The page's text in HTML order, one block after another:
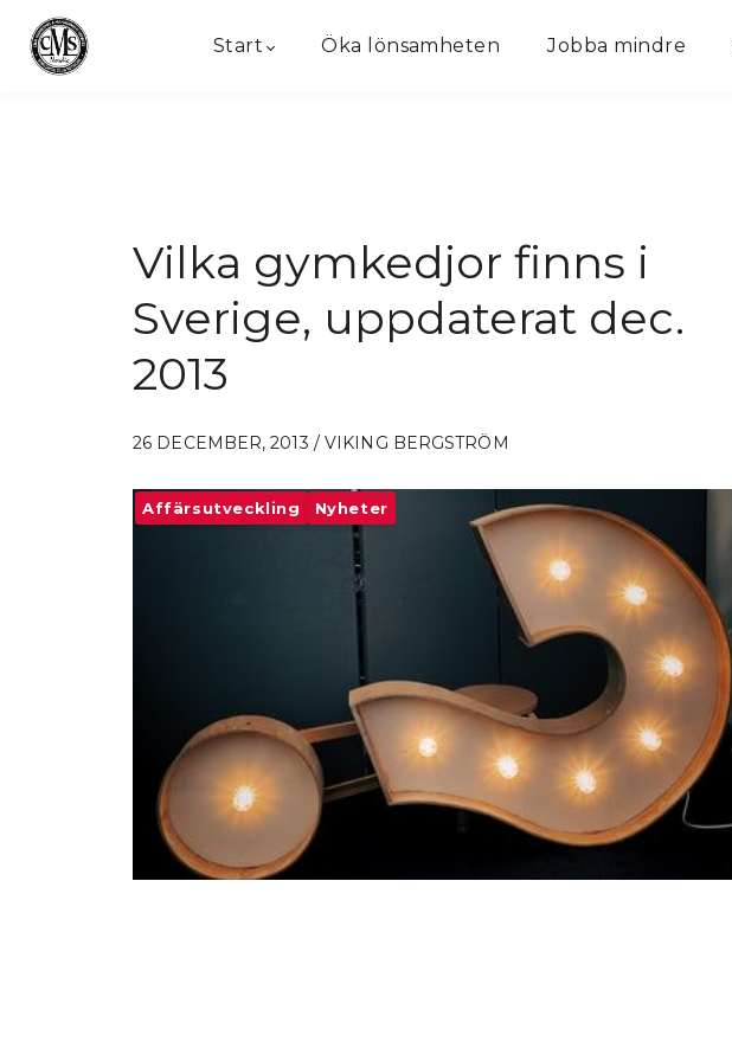
Start Öka lönsamheten Jobba mindre
Vilka gymkedjor finns i
Sverige, uppdaterat dec.
2013
26 DECEMBER, 2013 / VIKING BERGSTRÖM
Affärsutveckling Nyheter